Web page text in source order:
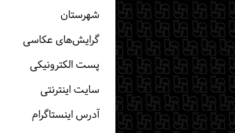
شهرستان
گرایش‌های عکاسی
پست الكترونیكی
سایت اینترنتی
آدرس اینستاگرام